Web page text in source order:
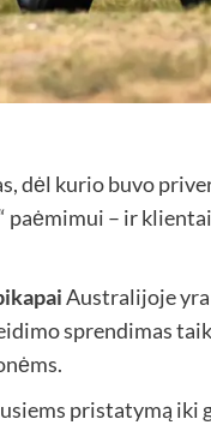
dėl kurio buvo
– ir
Australijoje
sprendimas
pristatymą iki